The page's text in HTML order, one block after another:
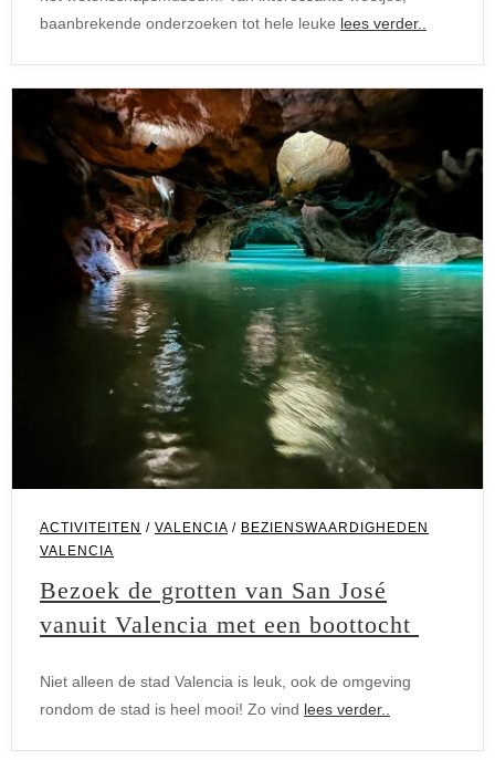
baanbrekende onderzoeken tot hele leuke lees verder..
ACTIVITEITEN / VALENCIA / BEZIENSWAARDIGHEDEN
VALENCIA
Bezoek de grotten van San José
vanuit Valencia met een boottocht
Niet alleen de stad Valencia is leuk, ook de omgeving
rondom de stad is heel mooi! Zo vind lees verder..